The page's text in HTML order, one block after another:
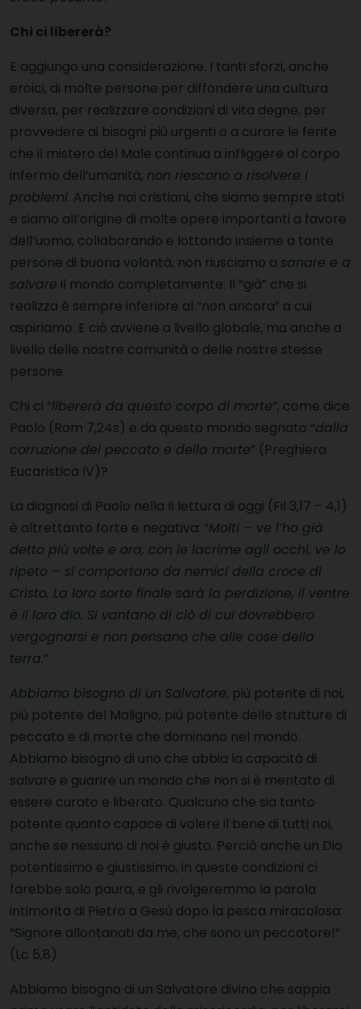
Chi ci libererà?
E aggiungo una considerazione. I tanti sforzi, anche
eroici, di molte persone per diffondere una cultura
diversa, per realizzare condizioni di vita degne, per
provvedere ai bisogni più urgenti o a curare le ferite
che il mistero del Male continua a infliggere al corpo
infermo dell’umanità, non riescono a risolvere i
problemi. Anche noi cristiani, che siamo sempre stati
e siamo all’origine di molte opere importanti a favore
dell’uomo, collaborando e lottando insieme a tante
persone di buona volontà, non riusciamo a sanare e a
salvare il mondo completamente. Il “già” che si
realizza è sempre inferiore al “non ancora” a cui
aspiriamo. E ciò avviene a livello globale, ma anche a
livello delle nostre comunità o delle nostre stesse
persone.
Chi ci “libererà da questo corpo di morte”, come dice
Paolo (Rom 7,24s) e da questo mondo segnato “dalla
corruzione del peccato e della morte” (Preghiera
Eucaristica IV)?
La diagnosi di Paolo nella II lettura di oggi (Fil 3,17 – 4,1)
è altrettanto forte e negativa: “Molti – ve l’ho già
detto più volte e ora, con le lacrime agli occhi, ve lo
ripeto – si comportano da nemici della croce di
Cristo. La loro sorte finale sarà la perdizione, il ventre
è il loro dio. Si vantano di ciò di cui dovrebbero
vergognarsi e non pensano che alle cose della
terra.”
Abbiamo bisogno di un Salvatore, più potente di noi,
più potente del Maligno, più potente delle strutture di
peccato e di morte che dominano nel mondo.
Abbiamo bisogno di uno che abbia la capacità di
salvare e guarire un mondo che non si è meritato di
essere curato e liberato. Qualcuno che sia tanto
potente quanto capace di volere il bene di tutti noi,
anche se nessuno di noi è giusto. Perciò anche un Dio
potentissimo e giustissimo, in queste condizioni ci
farebbe solo paura, e gli rivolgeremmo la parola
intimorita di Pietro a Gesù dopo la pesca miracolosa:
“Signore allontanati da me, che sono un peccatore!”
(Lc 5,8)
Abbiamo bisogno di un Salvatore divino che sappia